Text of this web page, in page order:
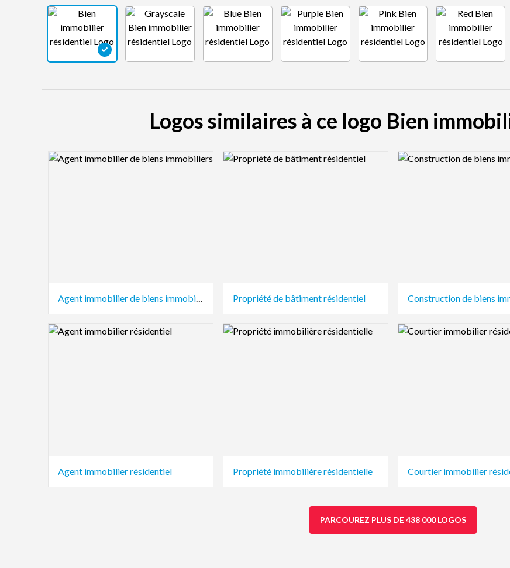
Logos similaires à ce logo Bien
Logo Preview Image
Agent immobilier de biens immobiliers
Logo Preview Image
Propriété de bâtiment résidentiel
Logo Preview Image
Construction de biens
Logo Preview Image
Agent immobilier résidentiel
Logo Preview Image
Propriété immobilière résidentielle
Logo Preview Image
Courtier immobilier
PARCOUREZ PLUS DE 438 000 LOGOS